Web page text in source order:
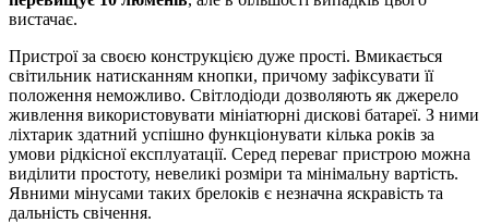
вистачає.
Пристрої за своєю конструкцією дуже прості. Вмикається
світильник натисканням кнопки, причому зафіксувати її
положення неможливо. Світлодіоди дозволяють як джерело
живлення використовувати мініатюрні дискові батареї. З ними
ліхтарик здатний успішно функціонувати кілька років за
умови рідкісної експлуатації. Серед переваг пристрою можна
виділити простоту, невеликі розміри та мінімальну вартість.
Явними мінусами таких брелоків є незначна яскравість та
дальність свічення.